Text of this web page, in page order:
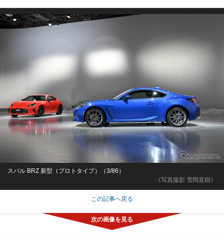
《写真撮影 雪岡直樹》
スバル BRZ 新型（プロトタイプ）（3/86）
この記事へ戻る